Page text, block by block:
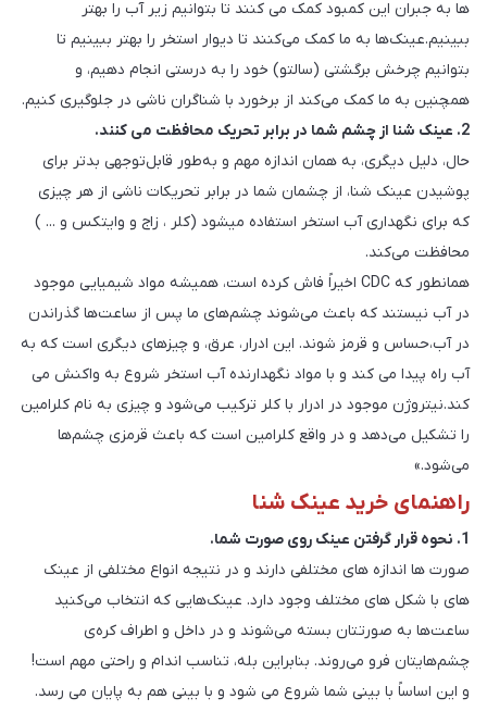
ها به جبران این کمبود کمک می کنند تا بتوانیم زیر آب را بهتر
ببینیم.عینک‌ها به ما کمک می‌کنند تا دیوار استخر را بهتر ببینیم تا
بتوانیم چرخش برگشتی (سالتو) خود را به درستی انجام دهیم، و
همچنین به ما کمک می‌کند از برخورد با شناگران ناشی در جلوگیری کنیم.
2. عینک شنا از چشم شما در برابر تحریک محافظت می کنند.
حال، دلیل دیگری، به همان اندازه مهم و به‌طور قابل‌توجهی بدتر برای
پوشیدن عینک شنا، از چشمان شما در برابر تحریکات ناشی از هر چیزی
که برای نگهداری آب استخر استفاده میشود (کلر ، زاج و وایتکس و ... )
محافظت می‌کند.
همانطور که CDC اخیراً فاش کرده است، همیشه مواد شیمیایی موجود
در آب نیستند که باعث می‌شوند چشم‌های ما پس از ساعت‌ها گذراندن
در آب،حساس و قرمز شوند. این ادرار، عرق، و چیزهای دیگری است که به
آب راه پیدا می کند و با مواد نگهدارنده آب استخر شروع به واکنش می
کند.نیتروژن موجود در ادرار با کلر ترکیب می‌شود و چیزی به نام کلرامین
را تشکیل می‌دهد و در واقع کلرامین است که باعث قرمزی چشم‌ها
می‌شود.»
راهنمای خرید عینک شنا
1. نحوه قرار گرفتن عینک روی صورت شما.
صورت ها اندازه های مختلفی دارند و در نتیجه انواع مختلفی از عینک
های با شکل های مختلف وجود دارد. عینک‌هایی که انتخاب می‌کنید
ساعت‌ها به صورتتان بسته می‌شوند و در داخل و اطراف کره‌ی
چشم‌هایتان فرو می‌روند. بنابراین بله، تناسب اندام و راحتی مهم است!
و این اساساً با بینی شما شروع می شود و با بینی هم به پایان می رسد.